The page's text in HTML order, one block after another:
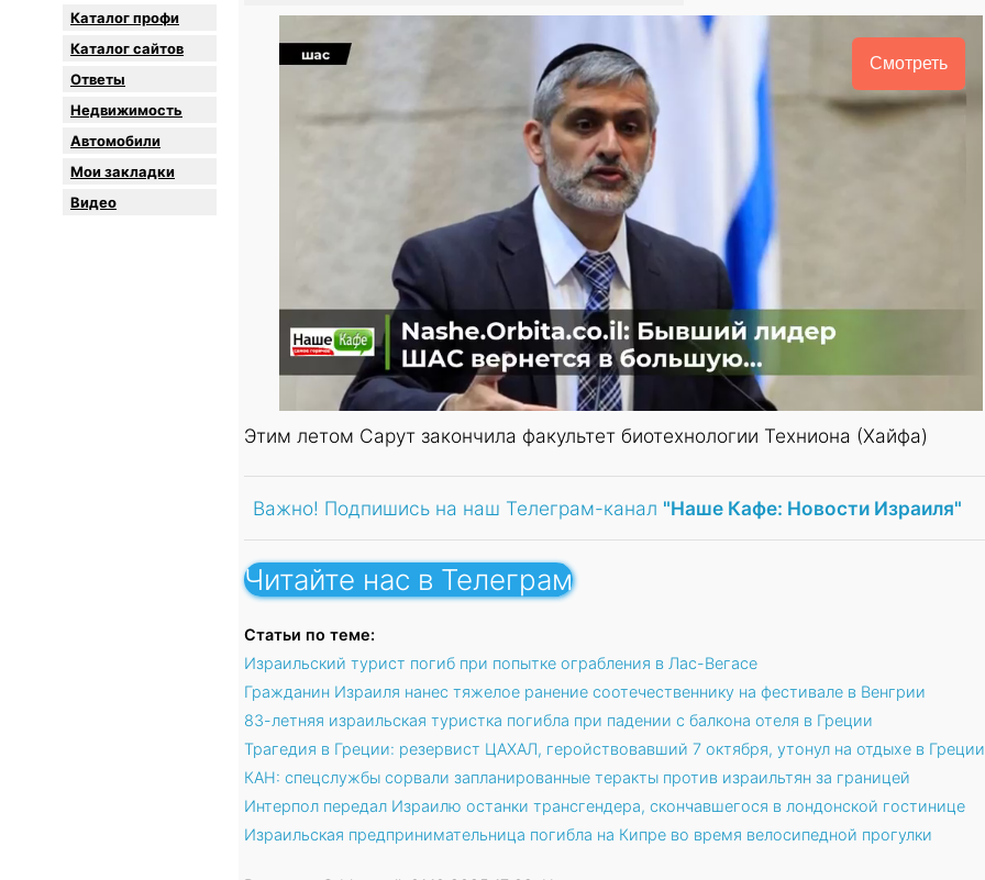
Каталог профи
Каталог сайтов
Oтветы
Недвижимость
Автомобили
Мои закладки
Видео
Смотреть
Этим летом Сарут закончила факультет биотехнологии Техниона (Хайфа)
Важно! Подпишись на наш Телеграм-канал "Наше Кафе: Новости Израиля"
Читайте нас в Телеграм
Статьи по теме:
Израильский турист погиб при попытке ограбления в Лас-Вегасе
Гражданин Израиля нанес тяжелое ранение соотечественнику на фестивале в Венгрии
83-летняя израильская туристка погибла при падении с балкона отеля в Греции
Трагедия в Греции: резервист ЦАХАЛ, геройствовавший 7 октября, утонул на отдыхе в Греции
КАН: спецслужбы сорвали запланированные теракты против израильтян за границей
Интерпол передал Израилю останки трансгендера, скончавшегося в лондонской гостинице
Израильская предпринимательница погибла на Кипре во время велосипедной прогулки